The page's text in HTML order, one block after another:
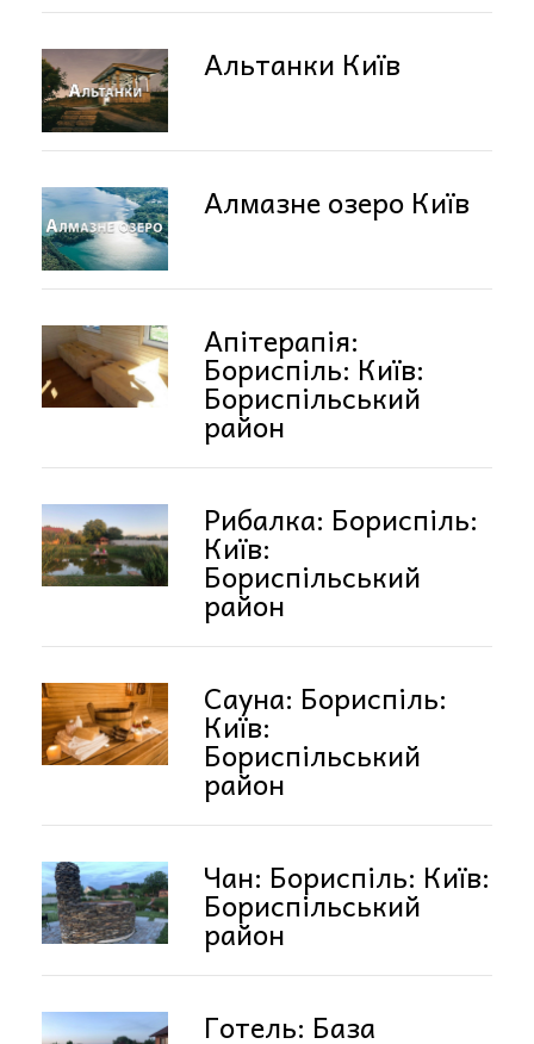
Альтанки Київ
Алмазне озеро Київ
Апітерапія:
Бориспіль: Київ:
Бориспільський
район
Рибалка: Бориспіль:
Київ:
Бориспільський
район
Сауна: Бориспіль:
Київ:
Бориспільський
район
Чан: Бориспіль: Київ:
Бориспільський
район
Готель: База